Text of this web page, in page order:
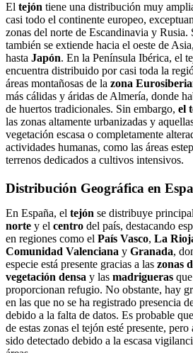
El tejón tiene una distribución muy
casi todo el continente europeo,
zonas del norte de Escandinavia y Rusia.
también se extiende hacia el oeste de
hasta Japón. En la Península Ibérica, el
encuentra distribuido por casi toda la
áreas montañosas de la zona
más cálidas y áridas de Almería, donde
de huertos tradicionales. Sin embargo, el
las zonas altamente urbanizadas y
vegetación escasa o completamente
actividades humanas, como las áreas
terrenos dedicados a cultivos intensivos.
Distribución Geográfica en
En España, el tejón se distribuye
norte y el centro del país, destacando
en regiones como el País Vasco, La
Comunidad Valenciana y Granada,
especie está presente gracias a las zonas
vegetación densa y las madrigueras
proporcionan refugio. No obstante, hay
en las que no se ha registrado presencia
debido a la falta de datos. Es probable
de estas zonas el tejón esté presente, pero
sido detectado debido a la escasa